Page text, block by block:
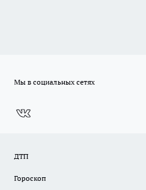
Мы в социальных сетях
ДТП
Гороскоп